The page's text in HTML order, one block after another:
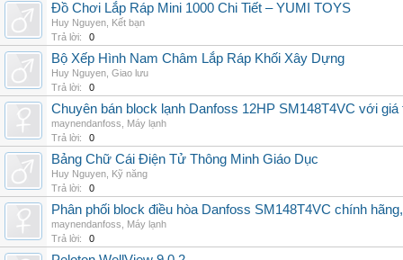
Đồ Chơi Lắp Ráp Mini 1000 Chi Tiết – YUMI TOYS
Huy Nguyen Kết bạn
Trả lời:
0
Bộ Xếp Hình Nam Châm Lắp Ráp Khối Xây Dựng
Huy Nguyen Giao lưu
Trả lời:
0
Chuyên bán block lạnh Danfoss 12HP SM148T4VC với
maynendanfoss
Máy lạnh
Trả lời:
0
Bảng Chữ Cái Điện Tử Thông Minh Giáo Dục
Huy Nguyen Kỹ năng
Trả lời:
0
Phân phối block điều hòa Danfoss SM148T4VC chính
maynendanfoss
Máy lạnh
Trả lời:
0